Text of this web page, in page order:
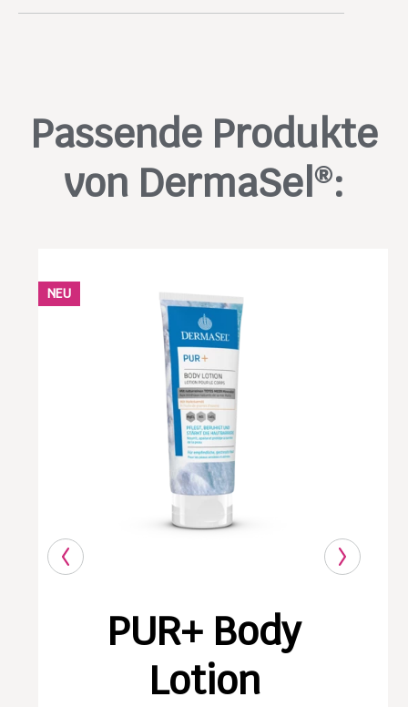
Passende Produkte
von DermaSel®:
NEU
PUR+ Body
Lotion